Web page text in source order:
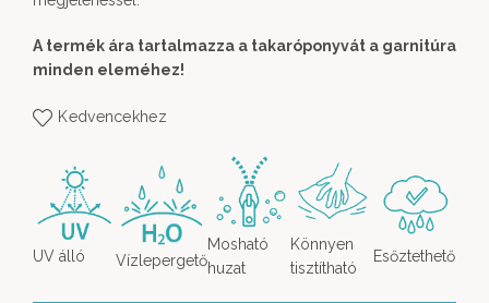
A termék ára tartalmazza a takaróponyvát a garnitúra
minden eleméhez!
Kedvencekhez
UV álló Vízlepergető
Mosható
huzat
Könnyen
tisztítható
Esőztethető